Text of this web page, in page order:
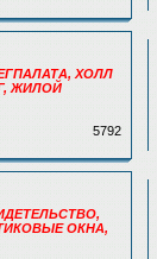
ХОЛЛ
ЖИЛОЙ
5792
ОКНА,